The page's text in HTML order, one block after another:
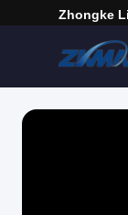
Zhongke